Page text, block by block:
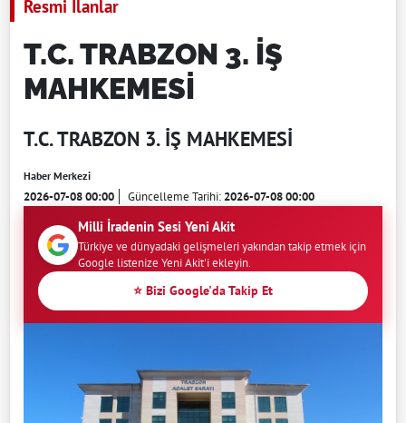
Resmi İlanlar
T.C. TRABZON 3. İŞ
MAHKEMESİ
T.C. TRABZON 3. İŞ MAHKEMESİ
Haber Merkezi
2026-07-08 00:00 Güncelleme Tarihi:2026-07-08 00:00
Milli İradenin Sesi Yeni Akit
Türkiye ve dünyadaki gelişmeleri yakından takip etmek için
Google listenize Yeni Akit'i ekleyin.
⭐ Bizi Google'da Takip Et